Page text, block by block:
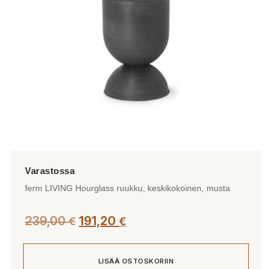
ferm LIVING Hourglass ruukku, keskikokoinen, musta
239,00€ 191,20 €
LISÄÄ OSTOSKORIIN